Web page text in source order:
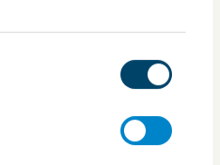
robotar öka
gruva
robotar, människoliknande
går snabbt. I takt med att